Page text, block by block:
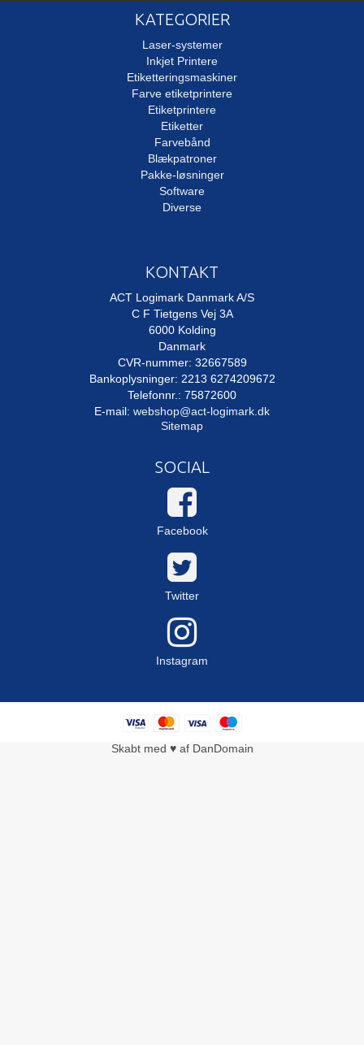
KATEGORIER
Laser-systemer
Inkjet Printere
Etiketteringsmaskiner
Farve etiketprintere
Etiketprintere
Etiketter
Farvebånd
Blækpatroner
Pakke-løsninger
Software
Diverse
KONTAKT
ACT Logimark Danmark A/S
C F Tietgens Vej 3A
6000 Kolding
Danmark
CVR-nummer: 32667589
Bankoplysninger: 2213 6274209672
Telefonnr.: 75872600
E-mail: webshop@act-logimark.dk
Sitemap
SOCIAL
Facebook
Twitter
Instagram
Skabt med ♥ af DanDomain